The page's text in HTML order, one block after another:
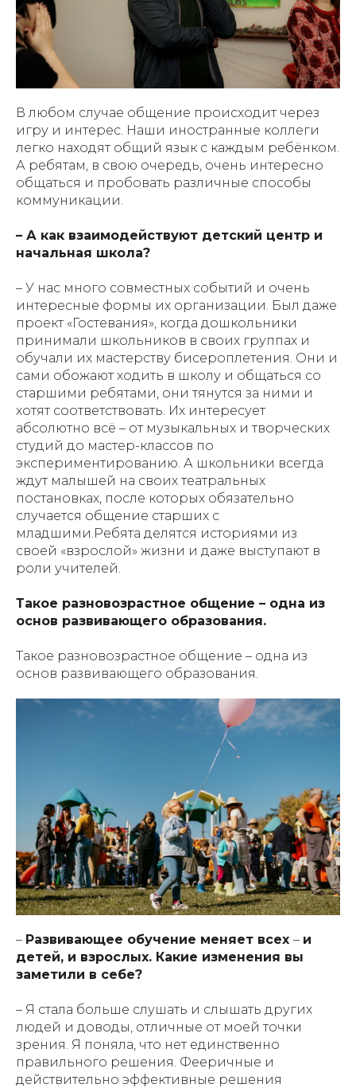
В любом случае общение происходит через
игру и интерес. Наши иностранные коллеги
легко находят общий язык с каждым ребёнком.
А ребятам, в свою очередь, очень интересно
общаться и пробовать различные способы
коммуникации.
– А как взаимодействуют детский центр и
начальная школа?
– У нас много совместных событий и очень
интересные формы их организации. Был даже
проект «Гостевания», когда дошкольники
принимали школьников в своих группах и
обучали их мастерству бисероплетения. Они и
сами обожают ходить в школу и общаться со
старшими ребятами, они тянутся за ними и
хотят соответствовать. Их интересует
абсолютно всё – от музыкальных и творческих
студий до мастер-классов по
экспериментированию. А школьники всегда
ждут малышей на своих театральных
постановках, после которых обязательно
случается общение старших с
младшими.Ребята делятся историями из
своей «взрослой» жизни и даже выступают в
роли учителей.
Такое разновозрастное общение – одна из
основ развивающего образования.
Такое разновозрастное общение – одна из
основ развивающего образования.
– Развивающее обучение меняет всех – и
детей, и взрослых. Какие изменения вы
заметили в себе?
– Я стала больше слушать и слышать других
людей и доводы, отличные от моей точки
зрения. Я поняла, что нет единственно
правильного решения. Фееричные и
действительно эффективные решения